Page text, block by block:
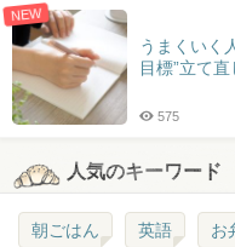
NEW
うまくいく
目標”立て
575
人気のキーワード
朝ごはん 英語 お